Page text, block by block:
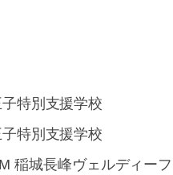
特別支援学校
特別支援学校
稲城長峰ヴェルディー